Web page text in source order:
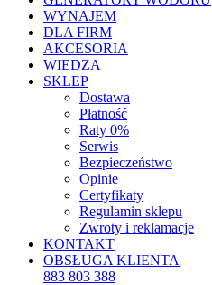
WYNAJEM
DLA FIRM
AKCESORIA
WIEDZA
SKLEP
Dostawa
Płatność
Raty 0%
Serwis
Bezpieczeństwo
Opinie
Certyfikaty
Regulamin sklepu
Zwroty i reklamacje
KONTAKT
OBSŁUGA KLIENTA
883 803 388